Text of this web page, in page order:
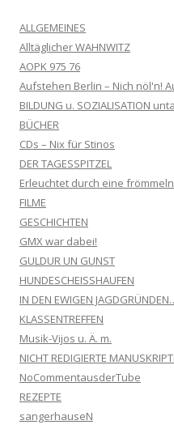
ALLGEMEINES
Alltäglicher WAHNWITZ
AOPK 975 76
Aufstehen Berlin – Nich nöl'n!
BILDUNG u. SOZIALISATION
BÜCHER
CDs – Nix für Stinos
DER TAGESSPITZEL
Erleuchtet durch eine
FILME
GESCHICHTEN
GMX war dabei!
GULDUR UN GUNST
HUNDESCHEISSHAUFEN
IN DEN EWIGEN
KLASSENTREFFEN
Musik-Vijos u. Ä. m.
NICHT REDIGIERTE
NoCommentausderTube
REZEPTE
sangerhauseN